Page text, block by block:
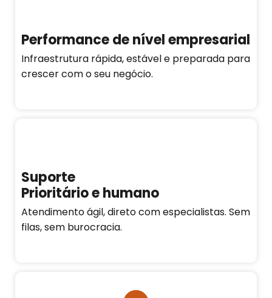
Performance de nível empresarial
Infraestrutura rápida, estável e preparada para
crescer com o seu negócio.
Suporte
Prioritário e humano
Atendimento ágil, direto com especialistas. Sem
filas, sem burocracia.